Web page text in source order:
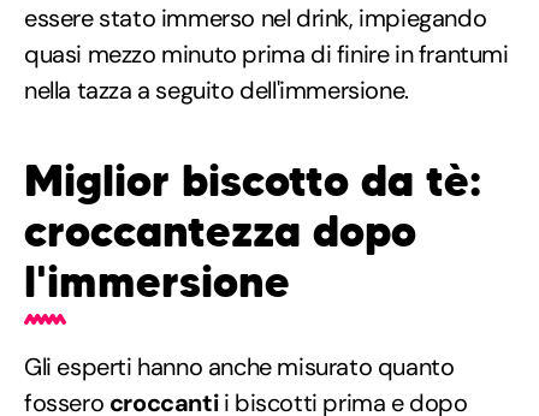
essere stato immerso nel drink, impiegando
quasi mezzo minuto prima di finire in frantumi
nella tazza a seguito dell'immersione.
Miglior biscotto da tè:
croccantezza dopo
l'immersione
Gli esperti hanno anche misurato quanto
fossero croccantii biscotti prima e dopo